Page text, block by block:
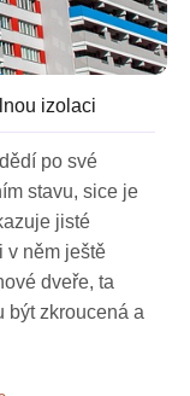
izolaci
po své
stavu, sice je
jisté
v něm ještě
dveře, ta
být zkroucená a